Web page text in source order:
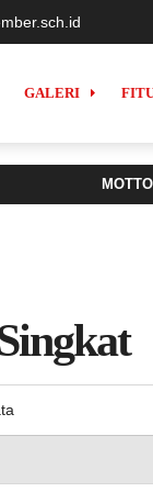
GALERI
MOTTO/